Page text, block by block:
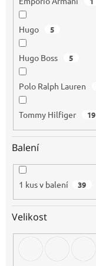
Hugo 5
Hugo Boss 5
Polo Ralph Lauren
Tommy Hilfiger 19
Balení
1 kus v balení 39
Velikost